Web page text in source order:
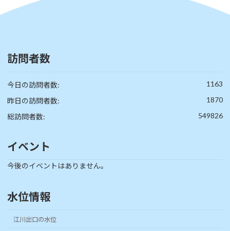
訪問者数
1163
今日の訪問者数:
1870
昨日の訪問者数:
549826
総訪問者数:
イベント
今後のイベントはありません。
水位情報
江川出口の水位